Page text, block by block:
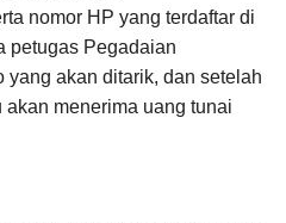
nomor HP yang terdaftar di
petugas Pegadaian
yang akan ditarik, dan setelah
menerima uang tunai